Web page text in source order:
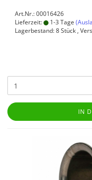
Art.Nr.: 00016426
Lieferzeit:
1-3 Tage
Lagerbestand: 8 Stück ,
IN